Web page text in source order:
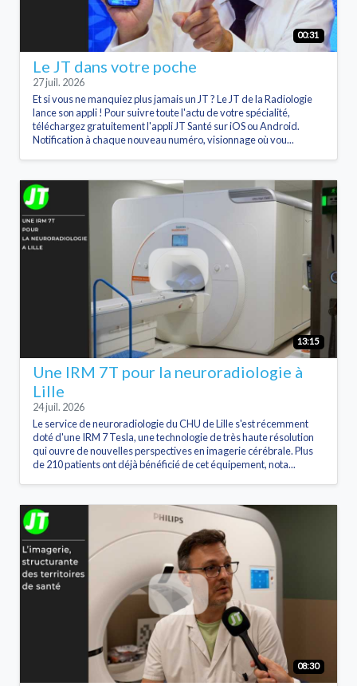
00:31
Le JT dans votre poche
27 juil. 2026
Et si vous ne manquiez plus jamais un JT ? Le JT de la Radiologie
lance son appli ! Pour suivre toute l'actu de votre spécialité,
téléchargez gratuitement l'appli JT Santé sur iOS ou Android.
Notification à chaque nouveau numéro, visionnage où vou...
13:15
Une IRM 7T pour la neuroradiologie à
Lille
24 juil. 2026
Le service de neuroradiologie du CHU de Lille s'est récemment
doté d'une IRM 7 Tesla, une technologie de très haute résolution
qui ouvre de nouvelles perspectives en imagerie cérébrale. Plus
de 210 patients ont déjà bénéficié de cet équipement, nota...
08:30